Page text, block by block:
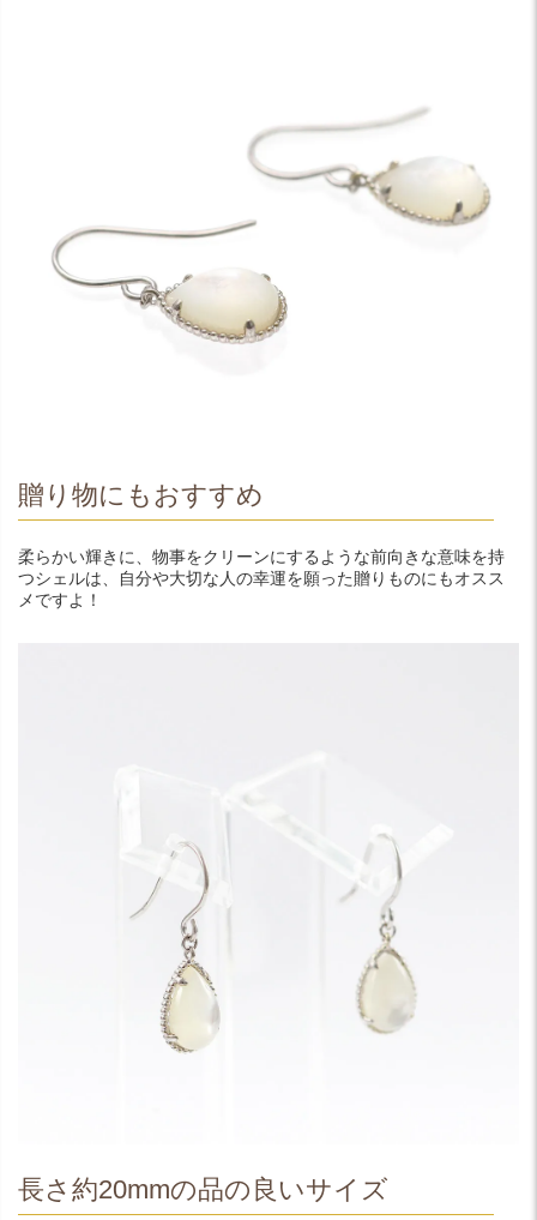
贈り物にもおすすめ
柔らかい輝きに、物事をクリーンにするような前向きな意味を持
つシェルは、自分や大切な人の幸運を願った贈りものにもオスス
メですよ！
長さ約20mmの品の良いサイズ